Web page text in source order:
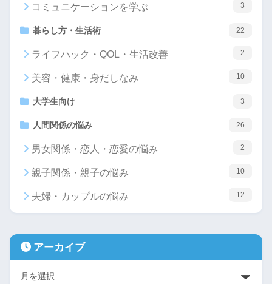
コミュニケーションを学ぶ 3
暮らし方・生活術 22
ライフハック・QOL・生活改善 2
美容・健康・身だしなみ 10
大学生向け 3
人間関係の悩み 26
男女関係・恋人・恋愛の悩み 2
親子関係・親子の悩み 10
夫婦・カップルの悩み 12
アーカイブ